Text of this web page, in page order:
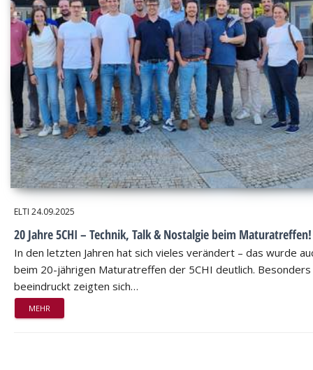
ELTI 24.09.2025
20 Jahre 5CHI – Technik, Talk & Nostalgie beim Maturatreffen!
In den letzten Jahren hat sich vieles verändert – das wurde
beim 20-jährigen Maturatreffen der 5CHI deutlich. Besonders
beeindruckt zeigten sich…
MEHR